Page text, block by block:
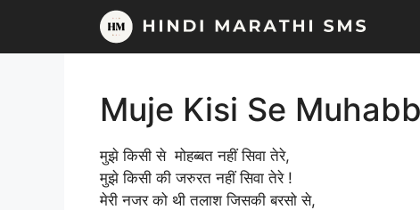
content
Muje Kisi Se
मुझे किसी से मोहब्बत नहीं सिवा तेरे,
मुझे किसी की जरुरत नहीं सिवा तेरे !
मेरी नजर को थी तलाश जिसकी बरसो से,